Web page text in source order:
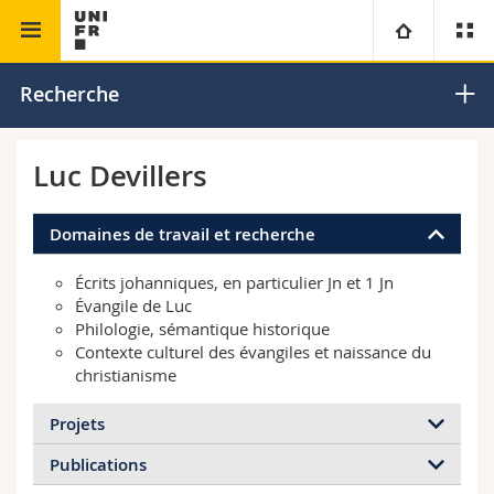
Université
Campus
Recherche
Université
Formation continue
Théologie
Droit
Sciences économiques et sociales et management
Sciences de l'éducation et de la formation
Vous êtes
Futurs étudiants
Etudiants
Chercheurs
Ressources
Annuaire du personnel
Bibliothèques
Faculté de théologie Nouveau Testament
Recherche
Luc Devillers
Domaines de travail et recherche
Écrits johanniques, en particulier Jn et 1 Jn
Évangile de Luc
Philologie, sémantique historique
Contexte culturel des évangiles et naissance du
christianisme
Projets
Rédaction d’un commentaire scientifique du
Publications